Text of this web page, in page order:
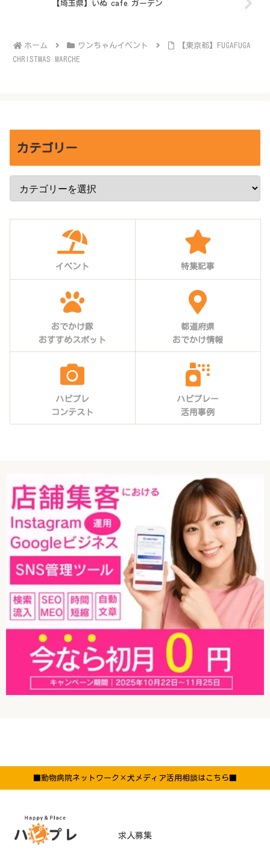
【埼玉県】いぬ cafe ガーデン
ホーム ワンちゃんイベント
【東京都】FUGAFUGA
CHRISTMAS MARCHE
カテゴリー
イベント 特集記事
おでかけ隊
おすすめスポット
都道府県
おでかけ情報
ハピプレ
コンテスト
ハピプレー
活用事例
■動物病院ネットワーク×犬メディア活用相談はこちら■
求人募集